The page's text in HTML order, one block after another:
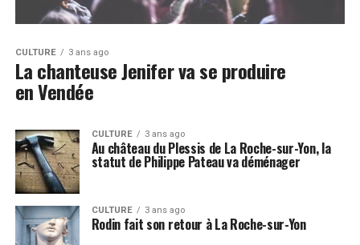
CULTURE 3 ans ago
La chanteuse Jenifer va se produire
en Vendée
CULTURE 3 ans ago
Au château du Plessis de La Roche-sur-Yon, la
statut de Philippe Pateau va déménager
CULTURE 3 ans ago
Rodin fait son retour à La Roche-sur-Yon